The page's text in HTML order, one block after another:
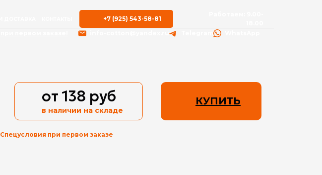
+7 (925) 543-58-81
info-cotton@yandex.ru
КУПИТЬ
от 138 руб
в наличии на складе
Спецусловия при первом заказе